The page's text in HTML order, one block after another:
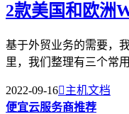
2款美国和欧洲
基于外贸业务的需要，
里，我们整理有三个常
2022-09-16主机文档
便宜云服务商推荐